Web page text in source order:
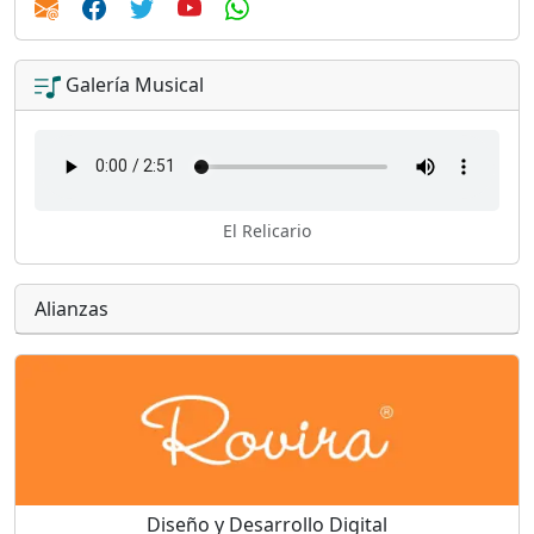
Galería Musical
El Relicario
Alianzas
Diseño y Desarrollo Digital